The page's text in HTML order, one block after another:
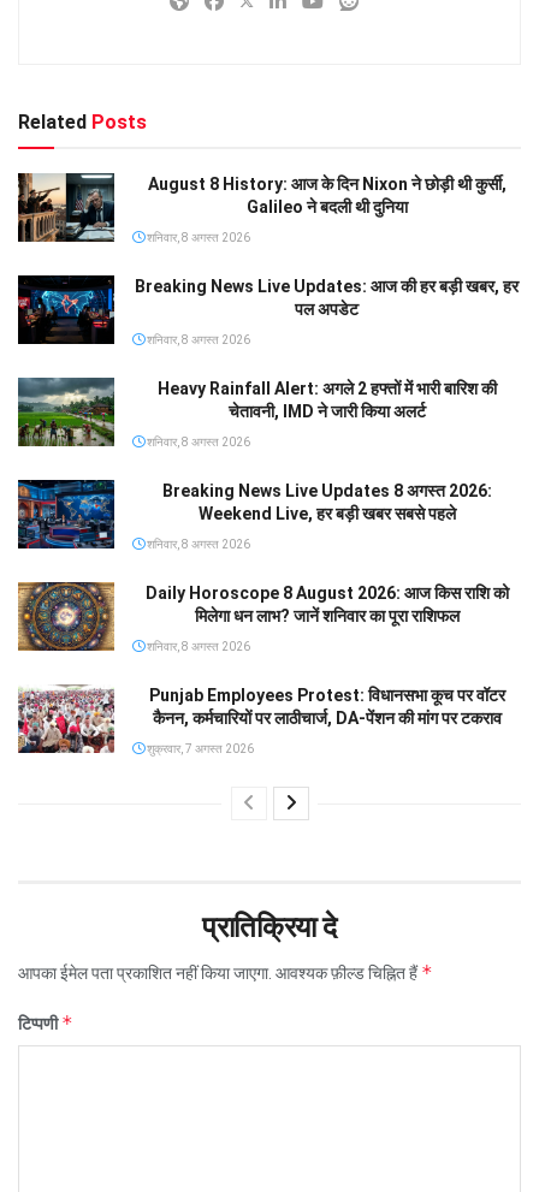
Related Posts
August 8 History: आज के दिन Nixon ने छोड़ी थी कुर्सी,
Galileo ने बदली थी दुनिया
शनिवार, 8 अगस्त 2026
Breaking News Live Updates: आज की हर बड़ी खबर, हर
पल अपडेट
शनिवार, 8 अगस्त 2026
Heavy Rainfall Alert: अगले 2 हफ्तों में भारी बारिश की
चेतावनी, IMD ने जारी किया अलर्ट
शनिवार, 8 अगस्त 2026
Breaking News Live Updates 8 अगस्त 2026:
Weekend Live, हर बड़ी खबर सबसे पहले
शनिवार, 8 अगस्त 2026
Daily Horoscope 8 August 2026: आज किस राशि को
मिलेगा धन लाभ? जानें शनिवार का पूरा राशिफल
शनिवार, 8 अगस्त 2026
Punjab Employees Protest: विधानसभा कूच पर वॉटर
कैनन, कर्मचारियों पर लाठीचार्ज, DA-पेंशन की मांग पर टकराव
शुक्रवार, 7 अगस्त 2026
प्रातिक्रिया दे
आपका ईमेल पता प्रकाशित नहीं किया जाएगा. आवश्यक फ़ील्ड चिह्नित हैं*
टिप्पणी*